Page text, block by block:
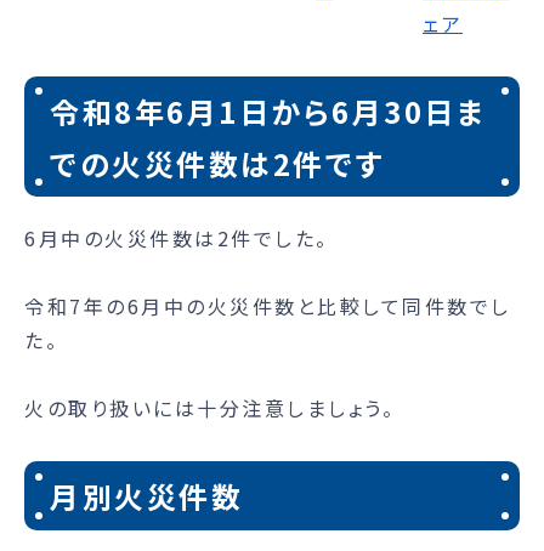
令和8年6月1日から6月30日ま
での火災件数は2件です
6月中の火災件数は2件でした。
令和7年の6月中の火災件数と比較して同件数でし
た。
火の取り扱いには十分注意しましょう。
月別火災件数